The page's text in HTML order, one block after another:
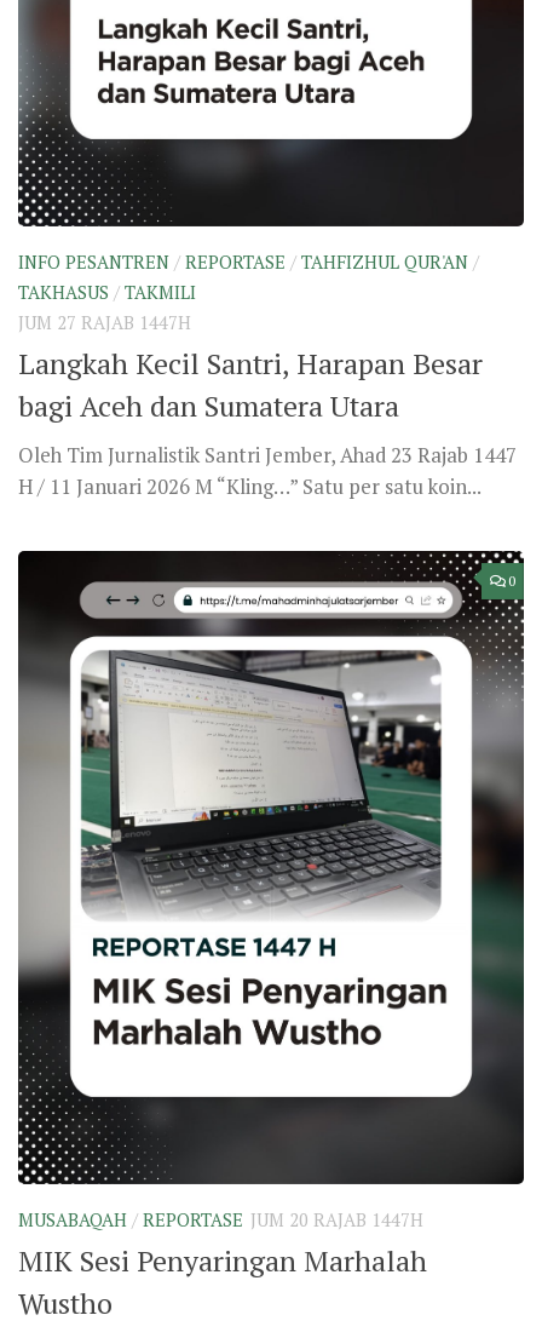
INFO PESANTREN / REPORTASE / TAHFIZHUL QUR'AN /
TAKHASUS / TAKMILI
JUM 27 RAJAB 1447H
Langkah Kecil Santri, Harapan Besar
bagi Aceh dan Sumatera Utara
Oleh Tim Jurnalistik Santri Jember, Ahad 23 Rajab 1447
H / 11 Januari 2026 M “Kling…” Satu per satu koin...
0
MUSABAQAH / REPORTASE JUM 20 RAJAB 1447H
MIK Sesi Penyaringan Marhalah
Wustho